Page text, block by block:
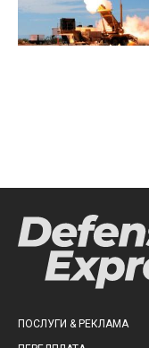
ПОСЛУГИ & РЕКЛАМА